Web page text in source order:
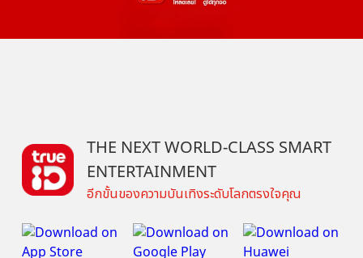
THE NEXT WORLD-CLASS SMART
ENTERTAINMENT
อีกขั้นของความบันเทิงระดับโลกตรงใจคุณ